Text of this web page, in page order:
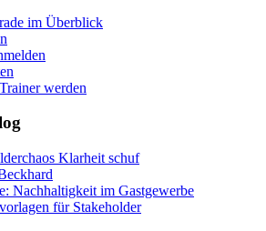
im Überblick
werden
Klarheit schuf
Nachhaltigkeit im Gastgewerbe
für Stakeholder